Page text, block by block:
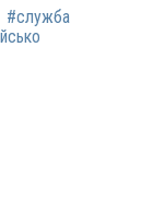
#служба